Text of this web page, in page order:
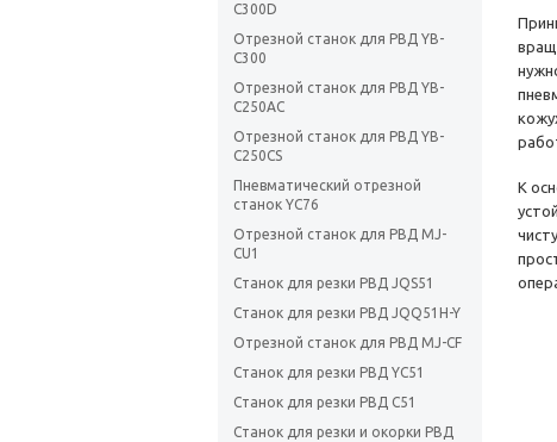
C300D
Отрезной станок для РВД YB-
C300
Отрезной станок для РВД YB-
C250AC
Отрезной станок для РВД YB-
C250CS
Пневматический отрезной
станок YC76
Отрезной станок для РВД MJ-
CU1
Станок для резки РВД JQS51
Станок для резки РВД JQQ51H-Y
Отрезной станок для РВД MJ-CF
Станок для резки РВД YC51
Станок для резки РВД C51
Станок для резки и окорки РВД
К